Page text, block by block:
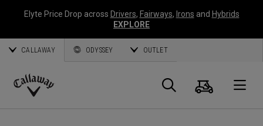
Elyte Price Drop across Drivers, Fairways, Irons and Hybrids
EXPLORE
CALLAWAY ODYSSEY OUTLET
Callaway
Panier